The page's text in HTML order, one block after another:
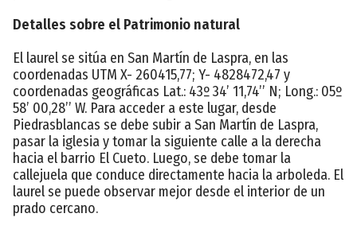
Detalles sobre el Patrimonio natural
El laurel se sitúa en San Martín de Laspra, en las
coordenadas UTM X- 260415,77; Y- 4828472,47 y
coordenadas geográficas Lat.: 43º 34’ 11,74’’ N; Long.: 05º
58’ 00,28’’ W. Para acceder a este lugar, desde
Piedrasblancas se debe subir a San Martín de Laspra,
pasar la iglesia y tomar la siguiente calle a la derecha
hacia el barrio El Cueto. Luego, se debe tomar la
callejuela que conduce directamente hacia la arboleda. El
laurel se puede observar mejor desde el interior de un
prado cercano.